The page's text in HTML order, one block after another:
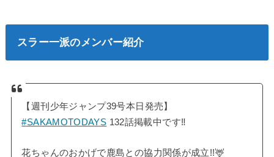
スラー一派のメンバー紹介
【週刊少年ジャンプ39号本日発売】
#SAKAMOTODAYS 132話掲載中です‼️
花ちゃんのおかげで鹿島との協力関係が成立!!🦌